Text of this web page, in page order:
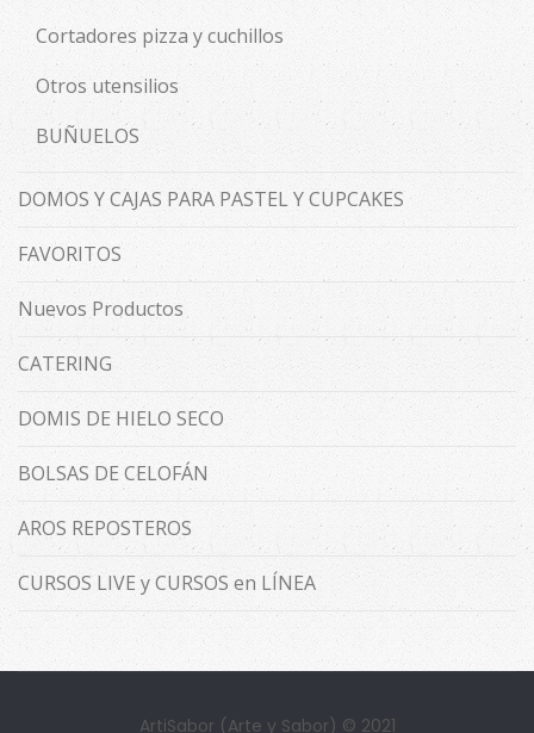
Cortadores pizza y cuchillos
Otros utensilios
BUÑUELOS
DOMOS Y CAJAS PARA PASTEL Y CUPCAKES
FAVORITOS
Nuevos Productos
CATERING
DOMIS DE HIELO SECO
BOLSAS DE CELOFÁN
AROS REPOSTEROS
CURSOS LIVE y CURSOS en LÍNEA
ArtiSabor (Arte y Sabor) © 2021